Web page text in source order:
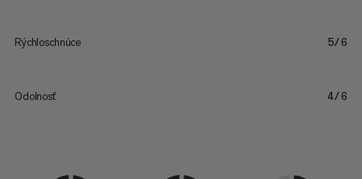
Rýchloschnúce 5/6
Odolnosť 4/6